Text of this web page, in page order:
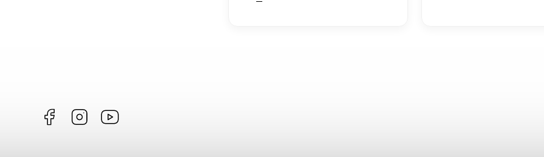
Facebook Instagram